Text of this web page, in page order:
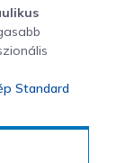
Standard